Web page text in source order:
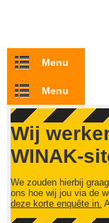
Overslaan en naar de
Menu
Menu
Wij
WINAK-
We zouden hierbij
ons hoe wij jou via de
deze korte enquête in.